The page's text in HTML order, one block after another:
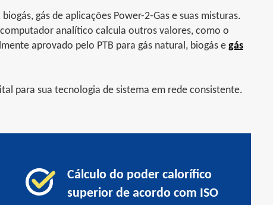
gás de aplicações Power-2-Gas e suas misturas.
analítico calcula outros valores, como o
aprovado pelo PTB para gás natural, biogás e gás
para sua tecnologia de sistema em rede consistente.
Cálculo do poder calorífico
superior de acordo com ISO